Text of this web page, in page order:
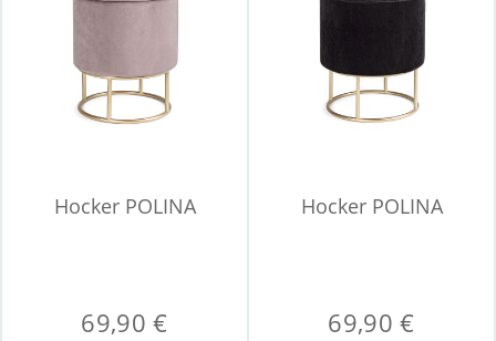
Hocker POLINA
69,90 €
Hocker POLINA
69,90 €